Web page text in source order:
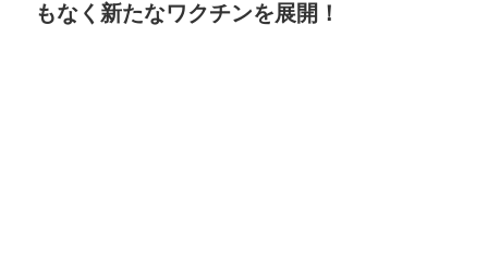
もなく新たなワクチンを展開！